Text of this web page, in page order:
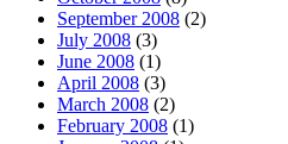
September 2008 (2)
July 2008 (3)
June 2008 (1)
April 2008 (3)
March 2008 (2)
February 2008 (1)